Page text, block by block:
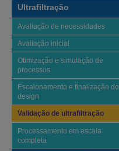
Ultrafiltração
Avaliação de necessidades
Avaliação inicial
Otimização e simulação de
processos
Escalonamento e finalização do
design
Validação de ultrafiltração
Processamento em escala
completa